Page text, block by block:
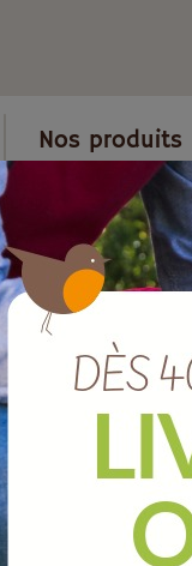
Nos produits
Ménage/